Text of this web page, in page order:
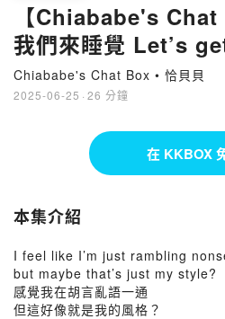
【Chiababe's Chat
我們來睡覺 Let’s
Chiababe's Chat Box • 恰貝貝
2025-06-25 · 26 分鐘
在 KKBOX
本集介紹
I feel like I’m just rambling
but maybe that’s just my style?
感覺我在胡言亂語一通
但這好像就是我的風格？